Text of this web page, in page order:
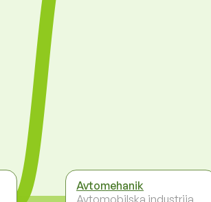
Avtomehanik
Avtomobilska industrija